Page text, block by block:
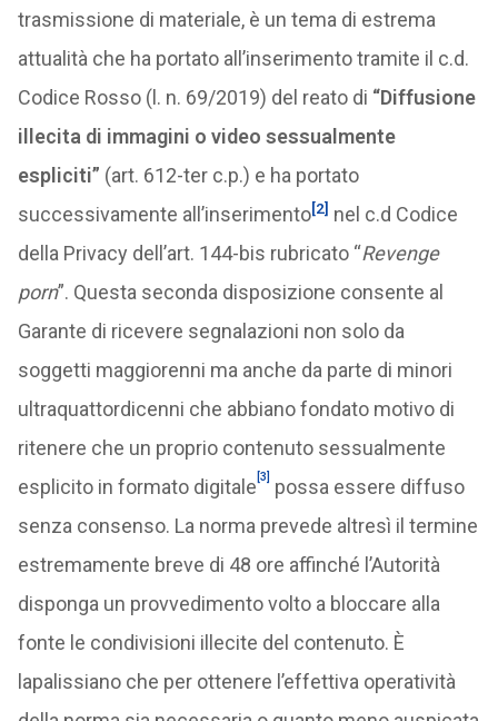
trasmissione di materiale, è un tema di estrema
attualità che ha portato all’inserimento tramite il c.d.
Codice Rosso (l. n. 69/2019) del reato di “Diffusione
illecita di immagini o video sessualmente
espliciti” (art. 612-ter c.p.) e ha portato
successivamente all’inserimento[2] nel c.d Codice
della Privacy dell’art. 144-bis rubricato “Revenge
porn”. Questa seconda disposizione consente al
Garante di ricevere segnalazioni non solo da
soggetti maggiorenni ma anche da parte di minori
ultraquattordicenni che abbiano fondato motivo di
ritenere che un proprio contenuto sessualmente
esplicito in formato digitale [3]
possa essere diffuso
senza consenso. La norma prevede altresì il termine
estremamente breve di 48 ore affinché l’Autorità
disponga un provvedimento volto a bloccare alla
fonte le condivisioni illecite del contenuto. È
lapalissiano che per ottenere l’effettiva operatività